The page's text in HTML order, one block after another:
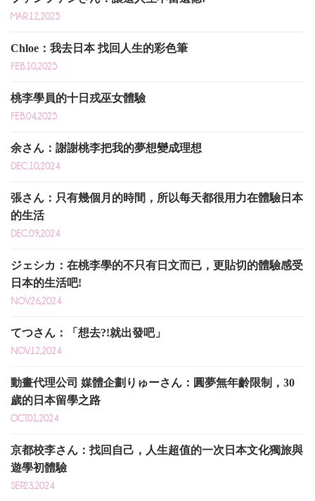
MAR.12,2025
Chloe：我去日本 找回人生的彩色筆
FEB.10,2025
桃李學員的十日戎巫女體驗
FEB.04,2025
余さん：謝謝桃李把我的夢想變成理想
DEC.10,2024
張さん：只有幾個月的時間，所以每天都很用力在體驗日本
的生活
DEC.09,2024
ジェシカ：在桃李學的不只有日文而已，更貼切的體驗感受
日本的生活吧!
NOV.26,2024
てつさん：「想去?!就出發吧」
NOV.12,2024
動畫代理公司 媒體企劃りゅーさん：圓夢無年齡限制，30
歲的日本留學之路
OCT.01,2024
京都校李さん：找回自己，人生超值的一次日本文化獨旅與
遊學初體驗
SEP.23,2024